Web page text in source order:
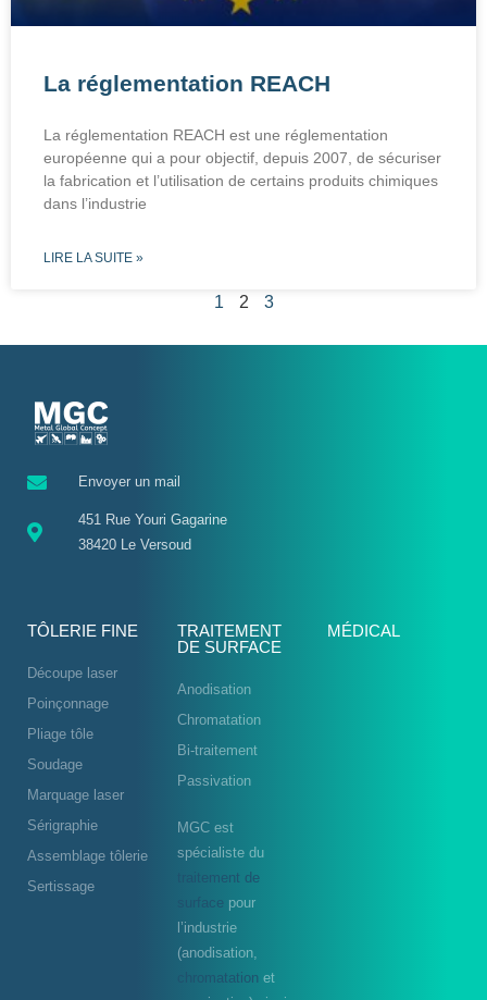
La réglementation REACH
La réglementation REACH est une réglementation
européenne qui a pour objectif, depuis 2007, de sécuriser
la fabrication et l’utilisation de certains produits chimiques
dans l’industrie
LIRE LA SUITE »
1 2 3
Envoyer un mail
451 Rue Youri Gagarine
38420 Le Versoud
TÔLERIE FINE
Découpe laser
Poinçonnage
Pliage tôle
Soudage
Marquage laser
Sérigraphie
Assemblage tôlerie
Sertissage
TRAITEMENT
DE SURFACE
Anodisation
Chromatation
Bi-traitement
Passivation
MGC est
spécialiste du
traitement de
surface pour
l’industrie
(anodisation,
chromatation et
MÉDICAL